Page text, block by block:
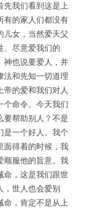
先我们看到这是上
有的家人们都没有
儿女，当然爱天父
、尽意爱我们的
神也说要爱人，并
法和先知一切道理
的爱和我们对人
个命令。今天我们
要帮助别人？不是
是一个好人。我个
面得着的时候，我
顺服他的旨意。我
命，这是我们跟世
，世人也会爱别
命，肯定不是从上